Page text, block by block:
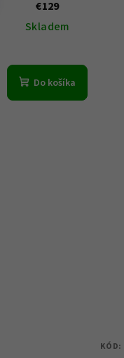
€129
Skladem
Do košíka
KÓD: